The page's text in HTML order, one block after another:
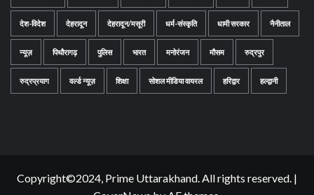
देश-विदेश देहरादून देहरादून/मसूरी धर्म-संस्कृति धामी सरकार नैनीताल
न्यूज़ पिथौरागढ़ पुलिस भारत मनोरंजन मौसम रुद्रपुर
रुद्रप्रयाग वर्ल्ड न्यूज़ शिक्षा सोशल मीडिया वायरल हरिद्वार हल्द्वानी
Copyright©2024, Prime Uttarakhand. All rights reserved. |